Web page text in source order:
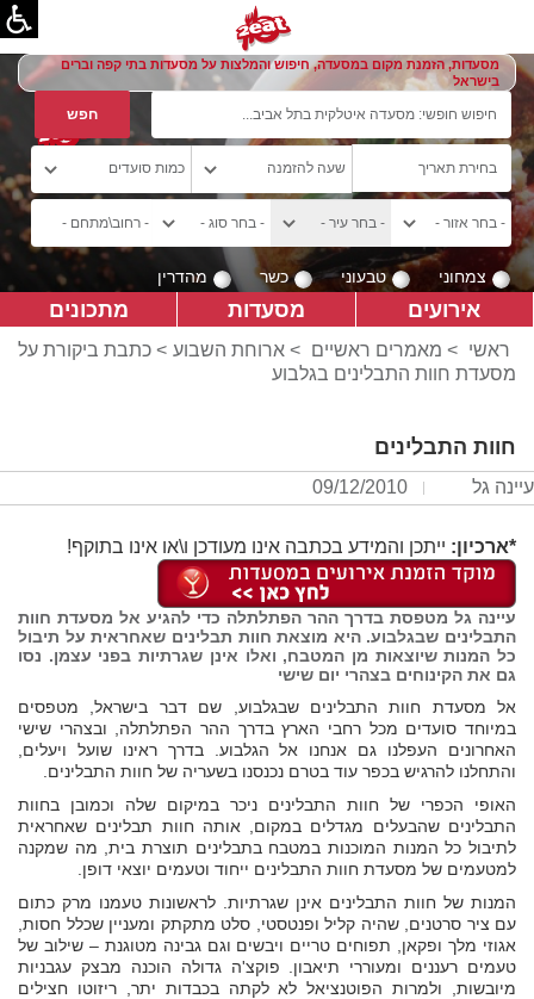
מסעדות, הזמנת מקום במסעדה, חיפוש והמלצות על מסעדות בתי קפה וברים
בישראל
צמחוני טבעוני כשר מהדרין
אירועים מסעדות מתכונים
ראשי > מאמרים ראשיים > ארוחת השבוע > כתבת ביקורת על
מסעדת חוות התבלינים בגלבוע
חוות התבלינים
עיינה גל 09/12/2010
*ארכיון: ייתכן והמידע בכתבה אינו מעודכן ו\או אינו בתוקף!
עיינה גל מטפסת בדרך ההר הפתלתלה כדי להגיע אל מסעדת חוות
התבלינים שבגלבוע. היא מוצאת חוות תבלינים שאחראית על תיבול
כל המנות שיוצאות מן המטבח, ואלו אינן שגרתיות בפני עצמן. נסו
גם את הקינוחים בצהרי יום שישי
אל מסעדת חוות התבלינים שבגלבוע, שם דבר בישראל, מטפסים
במיוחד סועדים מכל רחבי הארץ בדרך ההר הפתלתלה, ובצהרי שישי
האחרונים העפלנו גם אנחנו אל הגלבוע. בדרך ראינו שועל ויעלים,
והתחלנו להרגיש בכפר עוד בטרם נכנסנו בשעריה של חוות התבלינים.
האופי הכפרי של חוות התבלינים ניכר במיקום שלה וכמובן בחוות
התבלינים שהבעלים מגדלים במקום, אותה חוות תבלינים שאחראית
לתיבול כל המנות המוכנות במטבח בתבלינים תוצרת בית, מה שמקנה
למטעמים של מסעדת חוות התבלינים ייחוד וטעמים יוצאי דופן.
המנות של חוות התבלינים אינן שגרתיות. לראשונות טעמנו מרק כתום
עם ציר סרטנים, שהיה קליל ופנטסטי, סלט מתקתק ומעניין שכלל חסות,
אגוזי מלך ופקאן, תפוחים טריים ויבשים וגם גבינה מטוגנת – שילוב של
טעמים רעננים ומעוררי תיאבון. פוקצ'ה גדולה הוכנה מבצק עגבניות
מיובשות, ולמרות הפוטנציאל לא לקתה בכבדות יתר, ריזוטו חצילים